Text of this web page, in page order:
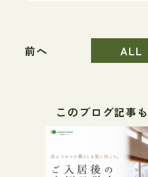
前へ ALL
このブログ記事